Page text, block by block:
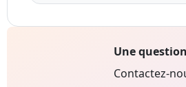
Une
Contactez-